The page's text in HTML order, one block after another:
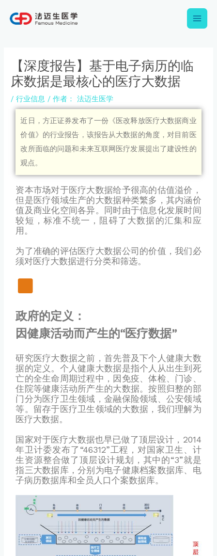
Main
【深度报告】基于电子病历的临
床数据是最核心的医疗大数据
/行业信息 / 作者： 法迈生医学
近日，方正证券发布了一份《医改释放医疗大数据商业
价值》的行业报告，该报告从大数据的角度，对目前医
改所面临的问题和未来互联网医疗发展提出了建设性的
观点。
资本市场对于医疗大数据给予很高的估值溢价，
但是医疗领域生产的大数据种类繁多，其内涵价
值及商业化空间各异。同时由于信息化发展时间
较短，标准不统一，阻碍了大数据的汇集和应
用。
为了准确的评估医疗大数据公司的价值，我们必
须对医疗大数据进行分类和筛选。
政府的定义：
因健康活动而产生的“医疗数据”
研究医疗大数据之前，首先普及下个人健康大数
据的定义。个人健康大数据是指个人从出生到死
亡的全生命周期过程中，因免疫、体检、门诊、
住院等健康活动所产生的大数据。按照归整的部
门分为医疗卫生领域，金融保险领域、公安领域
等。留存于医疗卫生领域的大数据，我们理解为
医疗大数据。
国家对于医疗大数据也早已做了顶层设计，2014
年卫计委发布了“46312”工程，对国家卫生、计
生资源整合做了顶层设计规划，其中的“3”就是
指三大数据库，分别为电子健康档案数据库、电
子病历数据库和全员人口个案数据库。